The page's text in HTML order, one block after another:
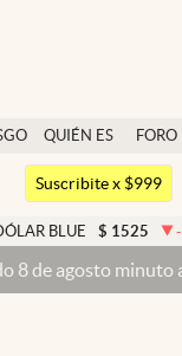
QUIÉN ES
QUIÉN
FORO
Argentina
México
Suscribite x $999
$ 1525 -0.33%
minuto a minuto